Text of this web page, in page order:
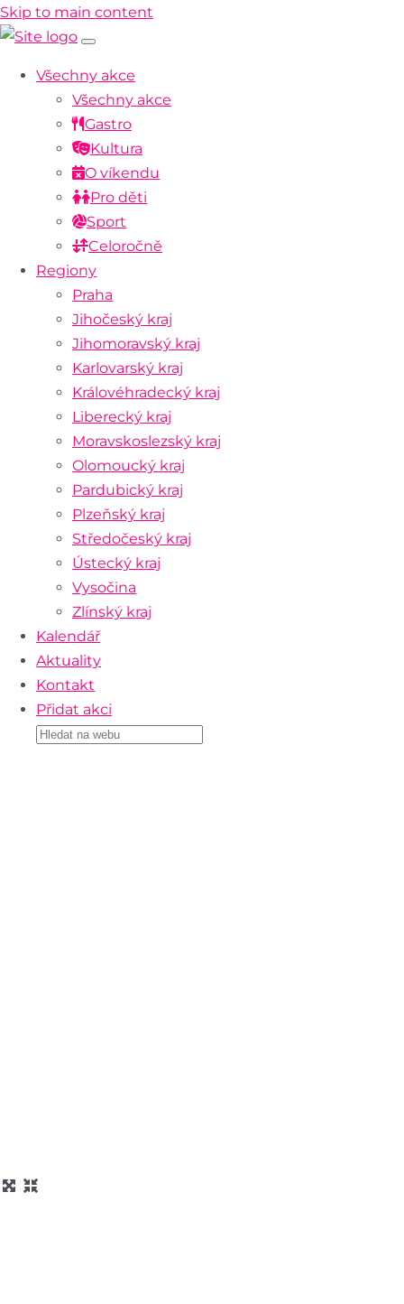
Skip to main content
Všechny akce
Všechny akce
Gastro
Kultura
O víkendu
Pro děti
Sport
Celoročně
Regiony
Praha
Jihočeský kraj
Jihomoravský kraj
Karlovarský kraj
Královéhradecký kraj
Liberecký kraj
Moravskoslezský kraj
Olomoucký kraj
Pardubický kraj
Plzeňský kraj
Středočeský kraj
Ústecký kraj
Vysočina
Zlínský kraj
Kalendář
Aktuality
Kontakt
Přidat akci